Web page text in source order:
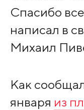
Спасибо
написал в
Михаил
Как
января из